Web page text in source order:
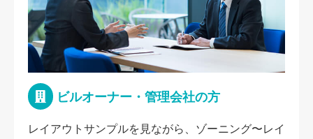
ビルオーナー・管理会社の方
レイアウトサンプルを見ながら、ゾーニング〜レイ